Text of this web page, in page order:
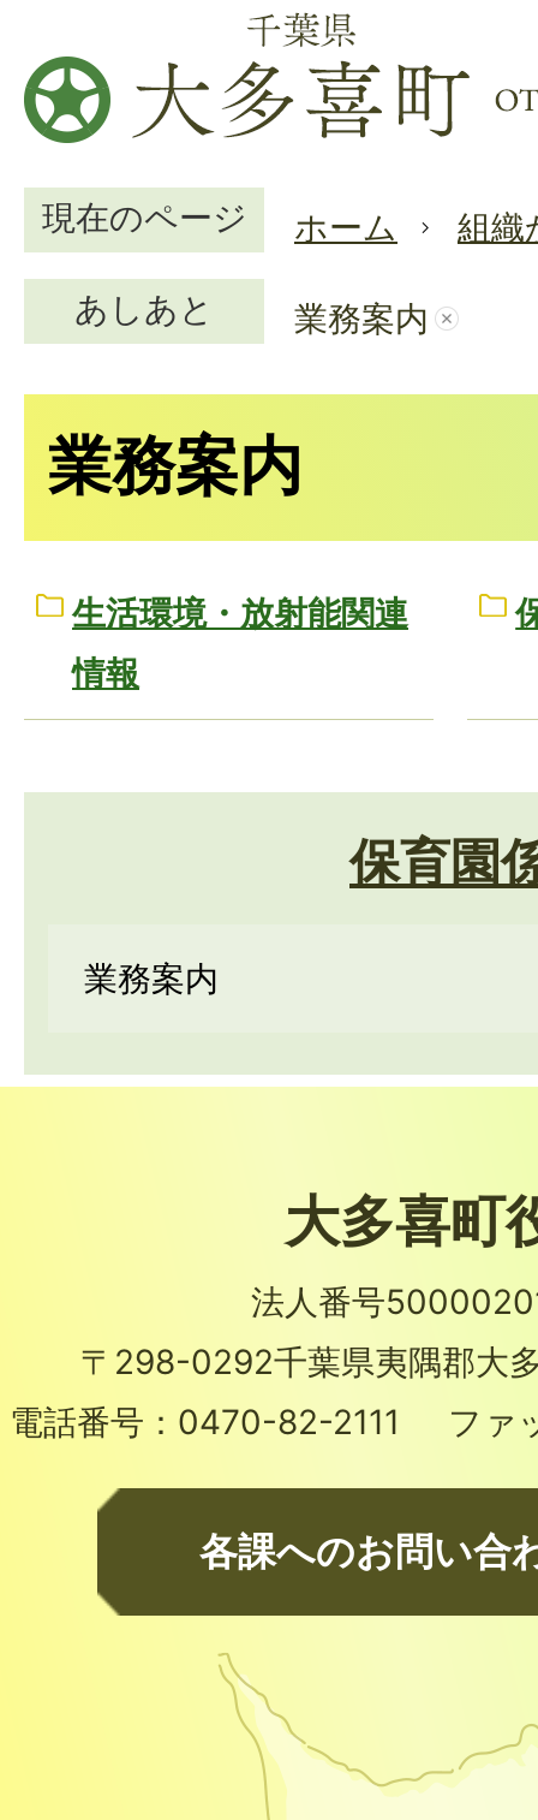
現在のページ ホーム
組織
あしあと
業務案内
業務案内
生活環境・放射能関連
情報
保育園
業務案内
大多喜町
法人番号
〒298-0292千葉県夷隅郡大
電話番号： 0470-82-2111 ファ
各課へのお問い合